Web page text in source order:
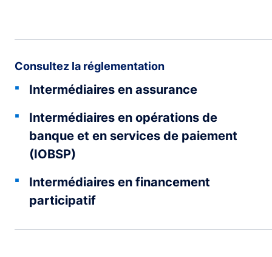
Consultez la réglementation
Intermédiaires en assurance
Intermédiaires en opérations de
banque et en services de paiement
(IOBSP)
Intermédiaires en financement
participatif